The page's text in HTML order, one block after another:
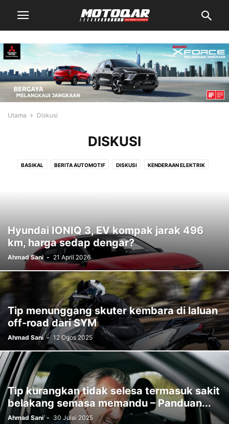
Utama Diskusi
DISKUSI
BASIKAL BERITA AUTOMOTIF DISKUSI KENDERAAN ELEKTRIK
Hyundai IONIQ 3, EV kompak jarak 496
km, harga sedap dengar?
Ahmad Sani - 21 April 2026
Tip menunggang skuter kembara di laluan
off-road dari SYM
Ahmad Sani - 12 Ogos 2025
Tip kurangkan tidak selesa termasuk sakit
belakang semasa memandu – Panduan...
Ahmad Sani - 30 Julai 2025